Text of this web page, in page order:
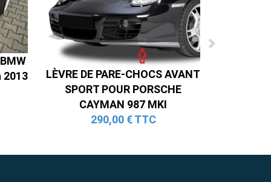
2013
LÈVRE DE PARE-CHOCS AVANT
SPORT POUR PORSCHE
CAYMAN 987 MKI
290,00 € TTC